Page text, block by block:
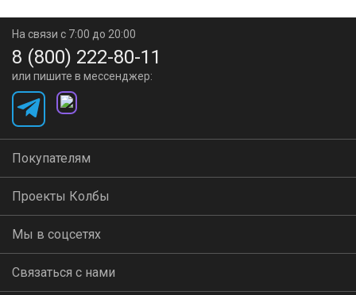
На связи с 7:00 до 20:00
8 (800) 222-80-11
или пишите в мессенджер:
Покупателям
Проекты Колбы
Мы в соцсетях
Связаться с нами